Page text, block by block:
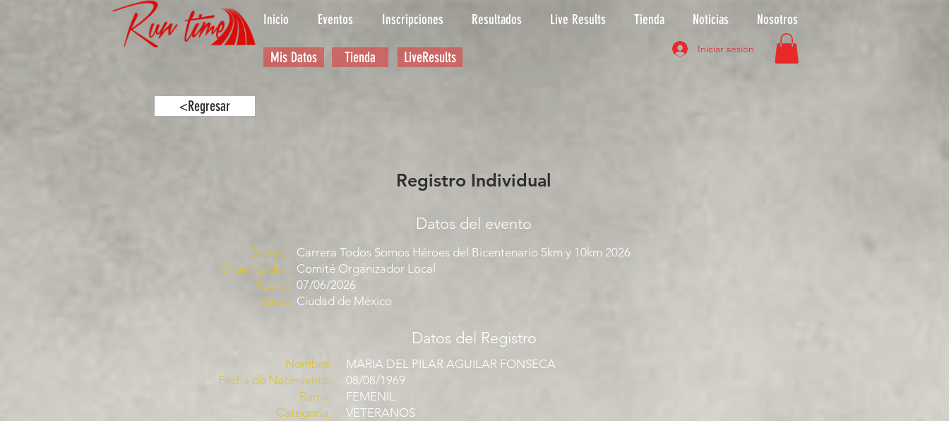
Inicio Eventos Inscripciones Resultados Live Results Tienda Noticias Nosotros
Iniciar sesión
Mis Datos Tienda LiveResults
<Regresar
Registro Individual
Datos del evento
Evento:
Organizador:
Fecha:
Sede:
Carrera Todos Somos Héroes del Bicentenario 5km y 10km 2026
Comité Organizador Local
07/06/2026
Ciudad de México
Datos del Registro
Nombre:
Fecha de Nacimiento:
Rama:
Categoría:
MARIA DEL PILAR AGUILAR FONSECA
08/08/1969
FEMENIL
VETERANOS